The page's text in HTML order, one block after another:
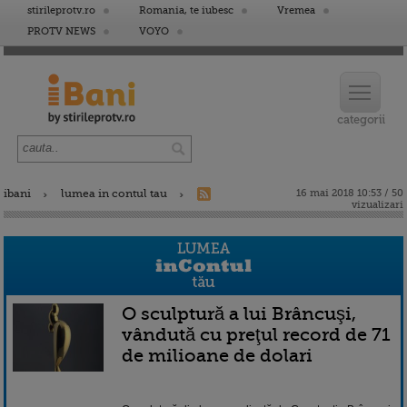
stirileprotv.ro Romania, te iubesc
Vremea
PROTV NEWS
VOYO
ibani lumea in contul tau
16 mai 2018 10:53 / 50
vizualizari
O sculptură a lui Brâncuşi,
vândută cu preţul record de 71
de milioane de dolari